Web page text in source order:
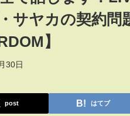
サヤカの契約問
】
30日
post はてブ